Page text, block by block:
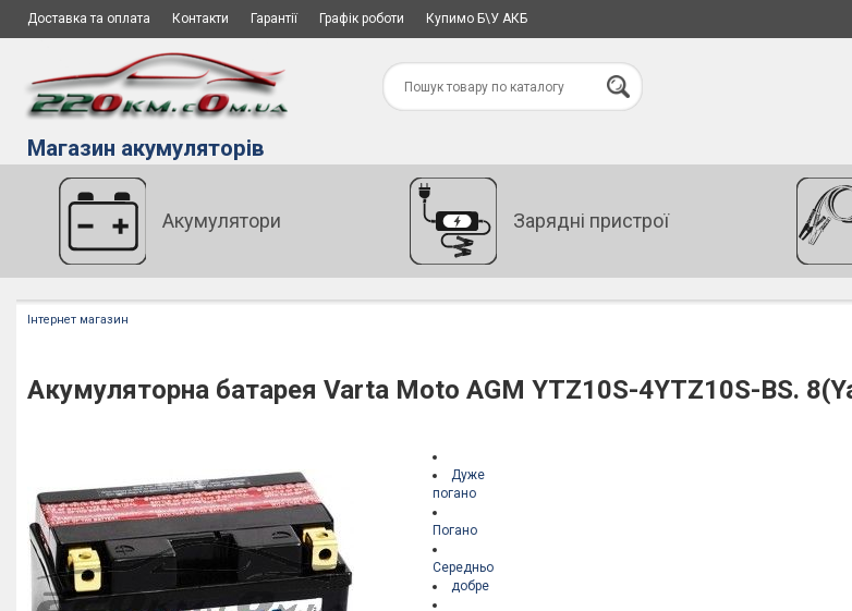
Доставка та оплата Контакти Гарантії Графік роботи Купимо Б\У АКБ
Магазин акумуляторів
Акумулятори Зарядні пристрої
Інтернет магазин
Акумуляторна батарея Varta Moto AGM YTZ10S-4YTZ10S-BS.
Дуже
погано
Погано
Середньо
добре